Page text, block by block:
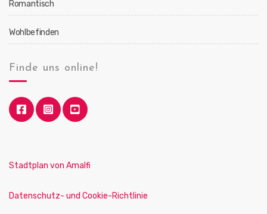
Romantisch
Wohlbefinden
Finde uns online!
Stadtplan von Amalfi
Datenschutz- und Cookie-Richtlinie